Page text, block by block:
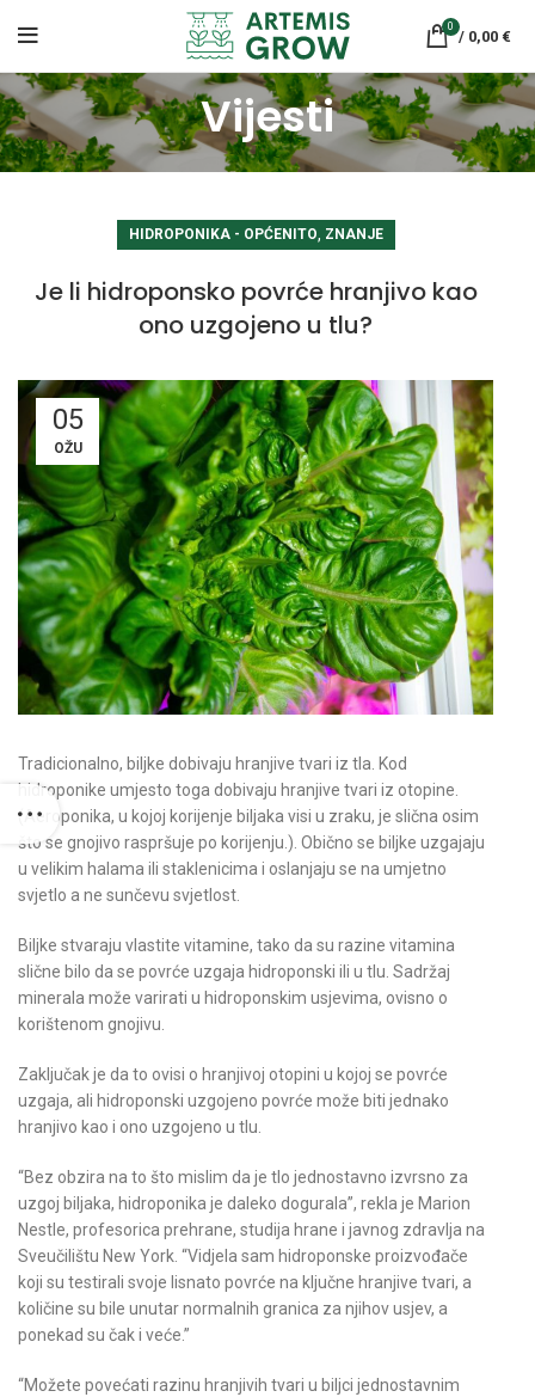
0
/ 0,00 €
Vijesti
HIDROPONIKA - OPĆENITO, ZNANJE
Je li hidroponsko povrće hranjivo kao
ono uzgojeno u tlu?
05
OŽU
Tradicionalno, biljke dobivaju hranjive tvari iz tla. Kod
hidroponike umjesto toga dobivaju hranjive tvari iz otopine.
(Aeroponika, u kojoj korijenje biljaka visi u zraku, je slična osim
što se gnojivo raspršuje po korijenju.). Obično se biljke uzgajaju
u velikim halama ili staklenicima i oslanjaju se na umjetno
svjetlo a ne sunčevu svjetlost.
Biljke stvaraju vlastite vitamine, tako da su razine vitamina
slične bilo da se povrće uzgaja hidroponski ili u tlu. Sadržaj
minerala može varirati u hidroponskim usjevima, ovisno o
korištenom gnojivu.
Zaključak je da to ovisi o hranjivoj otopini u kojoj se povrće
uzgaja, ali hidroponski uzgojeno povrće može biti jednako
hranjivo kao i ono uzgojeno u tlu.
“Bez obzira na to što mislim da je tlo jednostavno izvrsno za
uzgoj biljaka, hidroponika je daleko dogurala”, rekla je Marion
Nestle, profesorica prehrane, studija hrane i javnog zdravlja na
Sveučilištu New York. “Vidjela sam hidroponske proizvođače
koji su testirali svoje lisnato povrće na ključne hranjive tvari, a
količine su bile unutar normalnih granica za njihov usjev, a
ponekad su čak i veće.”
“Možete povećati razinu hranjivih tvari u biljci jednostavnim